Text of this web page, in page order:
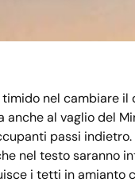
nel cambiare
anche al vaglio del
passi indietro.
nel testo saranno
i tetti in amianto